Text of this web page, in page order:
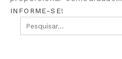
INFORME-SE!